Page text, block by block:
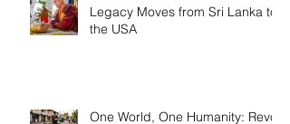
Legacy Moves from Sri Lanka to
the USA
One World, One Humanity: Revo